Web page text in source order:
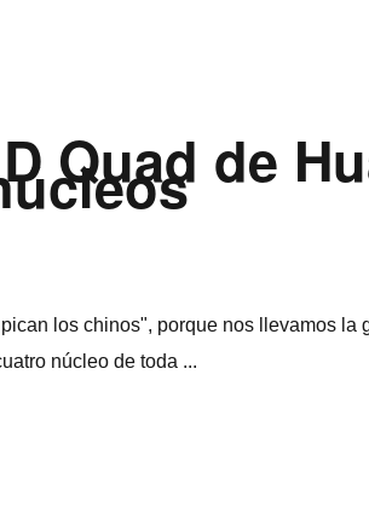
Quad de
los chinos", porque nos llevamos
núcleo de toda ...